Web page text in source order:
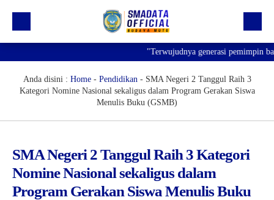
Profil
Prestasi
Saluran Resmi WA
"Terwujudnya generasi pemimpin
Anda disini : Home- Pendidikan- SMA Negeri 2 Tanggul Raih 3
Kategori Nomine Nasional sekaligus dalam Program Gerakan Siswa
Menulis Buku (GSMB)
SMA Negeri 2 Tanggul Raih 3 Kategori
Nomine Nasional sekaligus dalam
Program Gerakan Siswa Menulis Buku